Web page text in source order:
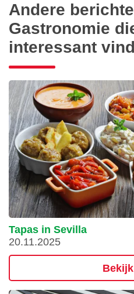
Andere
Gastronomie
interessant
Tapas in Sevilla
20.11.2025